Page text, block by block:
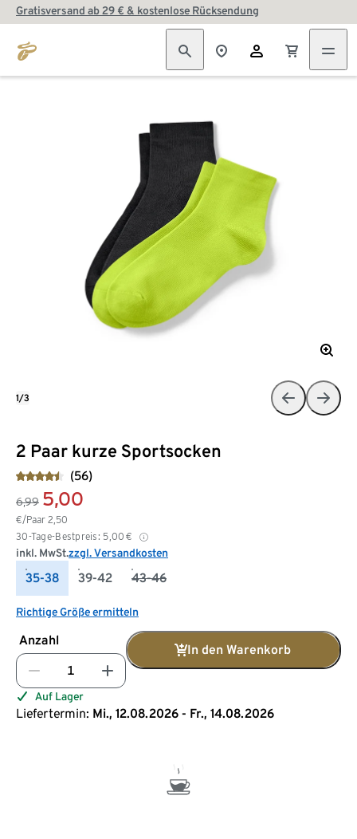
Gratisversand ab 29 € & kostenlose Rücksendung
2 Paar kurze Sportsocken
(56)
6,99 5,00
€/Paar 2,50
30-Tage-Bestpreis: 5,00 €
inkl. MwSt.zzgl. Versandkosten
35-38 39-42 43-46
Richtige Größe ermitteln
Anzahl
In den Warenkorb
Auf Lager
Liefertermin: Mi., 12.08.2026 - Fr., 14.08.2026
1/3